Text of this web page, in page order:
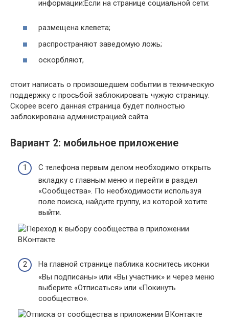
информации:Если на странице социальной сети:
размещена клевета;
распространяют заведомую ложь;
оскорбляют,
стоит написать о произошедшем событии в техническую
поддержку с просьбой заблокировать чужую страницу.
Скорее всего данная страница будет полностью
заблокирована администрацией сайта.
Вариант 2: мобильное приложение
С телефона первым делом необходимо открыть
вкладку с главным меню и перейти в раздел
«Сообщества». По необходимости используя
поле поиска, найдите группу, из которой хотите
выйти.
На главной странице паблика коснитесь иконки
«Вы подписаны» или «Вы участник» и через меню
выберите «Отписаться» или «Покинуть
сообщество»